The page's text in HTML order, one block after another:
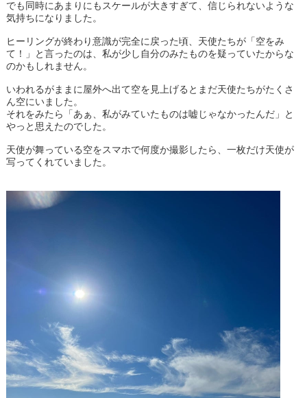
でも同時にあまりにもスケールが大きすぎて、信じられないような
気持ちになりました。
ヒーリングが終わり意識が完全に戻った頃、天使たちが「空をみ
て！」と言ったのは、私が少し自分のみたものを疑っていたからな
のかもしれません。
いわれるがままに屋外へ出て空を見上げるとまだ天使たちがたくさ
ん空にいました。
それをみたら「あぁ、私がみていたものは嘘じゃなかったんだ」と
やっと思えたのでした。
天使が舞っている空をスマホで何度か撮影したら、一枚だけ天使が
写ってくれていました。